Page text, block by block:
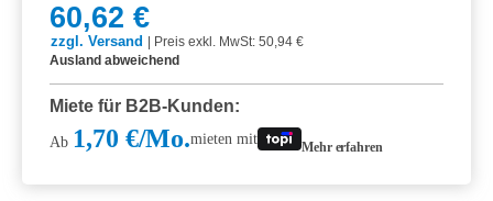
60,62 €
zzgl. Versand
Preis exkl. MwSt: 50,94 €
Ausland abweichend
Miete für B2B-Kunden:
Ab 1,70 €/Mo.mieten mit Mehr erfahren